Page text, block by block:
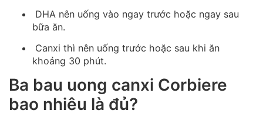
DHA nên uống vào ngay trước hoặc ngay sau
bữa ăn.
Canxi thì nên uống trước hoặc sau khi ăn
khoảng 30 phút.
Ba bau uong canxi Corbiere
bao nhiêu là đủ?